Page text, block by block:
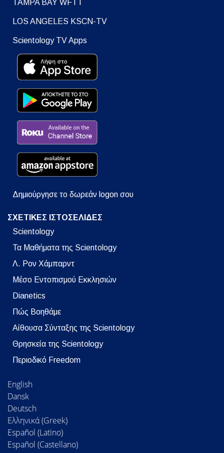
TAMPA BAY WFTT
LOS ANGELES KSCN-TV
Scientology TV Apps
Δημιούργησε το δωρεάν logon σου
ΣΧΕΤΙΚΕΣ ΙΣΤΟΣΕΛΙΔΕΣ
Scientology
Τα Μαθήματα της Scientology
Λ. Ρον Χάμπαρντ
Μέσο Εντοπισμού Εκκλησιών
Dianetics
Πώς Βοηθάμε
Αίθουσα Σύνταξης της Scientology
Θρησκεία της Scientology
Περιοδικό Freedom
English
Dansk
Deutsch
Ελληνικά (Greek)
Español (Latino)
Español (Castellano)